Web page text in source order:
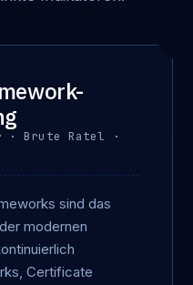
Brute Ratel ·
sind das
modernen
Certificate